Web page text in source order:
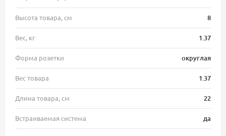
Высота товара, см 8
Вес, кг 1.37
Форма розетки округлая
Вес товара 1.37
Длина товара, см 22
Встраиваемая система да